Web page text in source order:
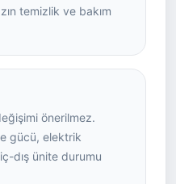
temizlik ve bakım
önerilmez.
gücü, elektrik
dış ünite durumu